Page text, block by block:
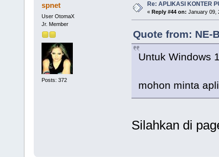
spnet
User OtomaX
Jr. Member
Posts: 372
Re: APLIKASI KONTER
« Reply #44 on: January 09,
Quote from: NE-
Untuk Windows
mohon minta
Silahkan di